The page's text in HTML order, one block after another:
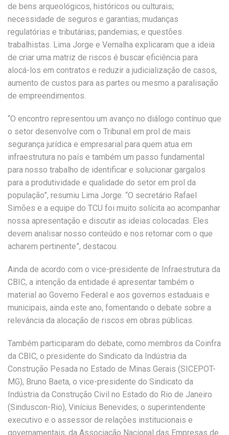
de bens arqueológicos, históricos ou culturais;
necessidade de seguros e garantias; mudanças
regulatórias e tributárias; pandemias; e questões
trabalhistas. Lima Jorge e Vernalha explicaram que a ideia
de criar uma matriz de riscos é buscar eficiência para
alocá-los em contratos e reduzir a judicialização de casos,
aumento de custos para as partes ou mesmo a paralisação
de empreendimentos.
“O encontro representou um avanço no diálogo contínuo que
o setor desenvolve com o Tribunal em prol de mais
segurança jurídica e empresarial para quem atua em
infraestrutura no país e também um passo fundamental
para nosso trabalho de identificar e solucionar gargalos
para a produtividade e qualidade do setor em prol da
população”, resumiu Lima Jorge. “O secretário Rafael
Simões e a equipe do TCU foi muito solícita ao acompanhar
nossa apresentação e discutir as ideias colocadas. Eles
devem analisar nosso conteúdo e nos retornar com o que
acharem pertinente”, destacou.
Ainda de acordo com o vice-presidente de Infraestrutura da
CBIC, a intenção da entidade é apresentar também o
material ao Governo Federal e aos governos estaduais e
municipais, ainda este ano, fomentando o debate sobre a
relevância da alocação de riscos em obras públicas.
Também participaram do debate, como membros da Coinfra
da CBIC, o presidente do Sindicato da Indústria da
Construção Pesada no Estado de Minas Gerais (SICEPOT-
MG), Bruno Baeta, o vice-presidente do Sindicato da
Indústria da Construção Civil no Estado do Rio de Janeiro
(Sinduscon-Rio), Vinícius Benevides; o superintendente
executivo e o assessor de relações institucionais e
governamentais, da Associação Nacional das Empresas de